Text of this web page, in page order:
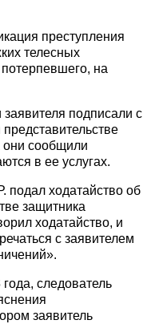
преступления
телесных
на
подписали с
они сообщили
в ее услугах.
подал ходатайство об
защитника
ходатайство, и
с заявителем
следователь
заявитель